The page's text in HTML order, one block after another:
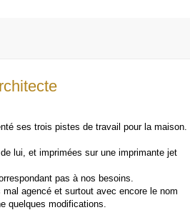
ses trois pistes de travail pour la maison.
lui, et imprimées sur une imprimante jet
pas à nos besoins.
agencé et surtout avec encore le nom
quelques modifications.